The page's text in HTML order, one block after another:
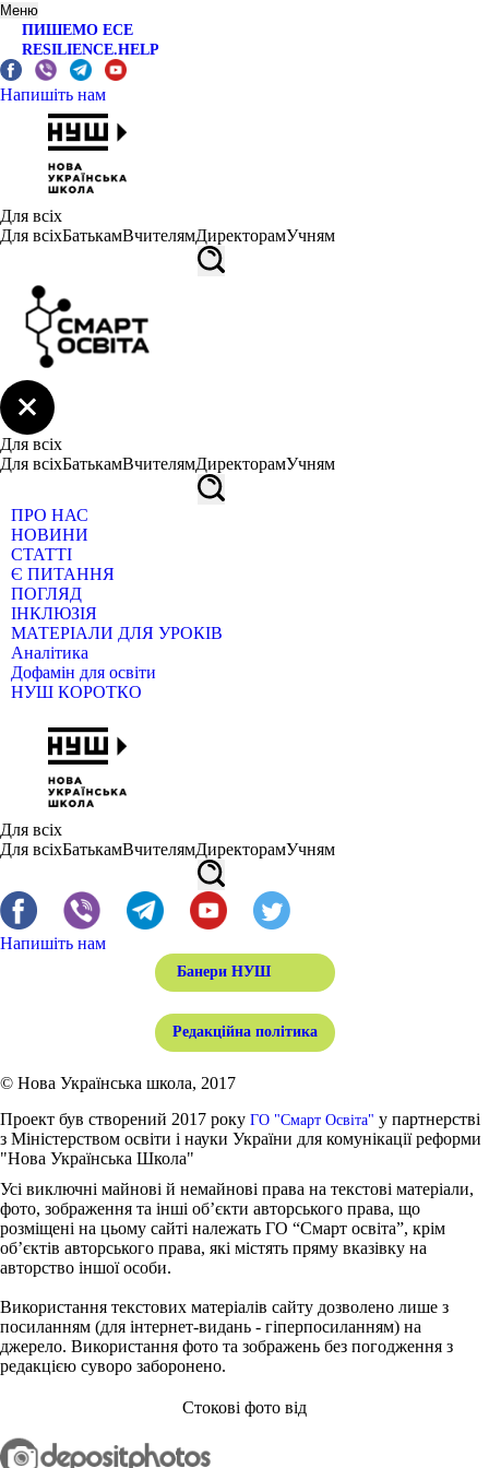
Меню
ПИШЕМО ЕСЕ
RESILIENCE.HELP
Напишіть нам
Для всіх
Для всіхБатькамВчителямДиректорамУчням
Для всіх
Для всіхБатькамВчителямДиректорамУчням
ПРО НАС
НОВИНИ
СТАТТІ
Є ПИТАННЯ
ПОГЛЯД
ІНКЛЮЗІЯ
МАТЕРІАЛИ ДЛЯ УРОКІВ
Аналітика
Дофамін для освіти
НУШ КОРОТКО
Для всіх
Для всіхБатькамВчителямДиректорамУчням
Напишіть нам
Банери НУШ
Редакційна політика
© Нова Українська школа, 2017
Проект був створений 2017 року ГО "Смарт Освіта" у партнерстві
з Міністерством освіти і науки України для комунікації реформи
"Нова Українська Школа"
Усі виключні майнові й немайнові права на текстові матеріали,
фото, зображення та інші об’єкти авторського права, що
розміщені на цьому сайті належать ГО “Смарт освіта”, крім
об’єктів авторського права, які містять пряму вказівку на
авторство іншої особи.
Використання текстових матеріалів сайту дозволено лише з
посиланням (для інтернет-видань - гіперпосиланням) на
джерело. Використання фото та зображень без погодження з
редакцією суворо заборонено.
Стокові фото від